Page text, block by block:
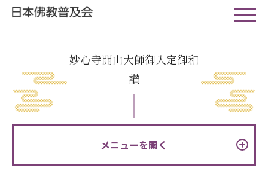
妙心寺開山大師御入定御和
讃
メニューを開く